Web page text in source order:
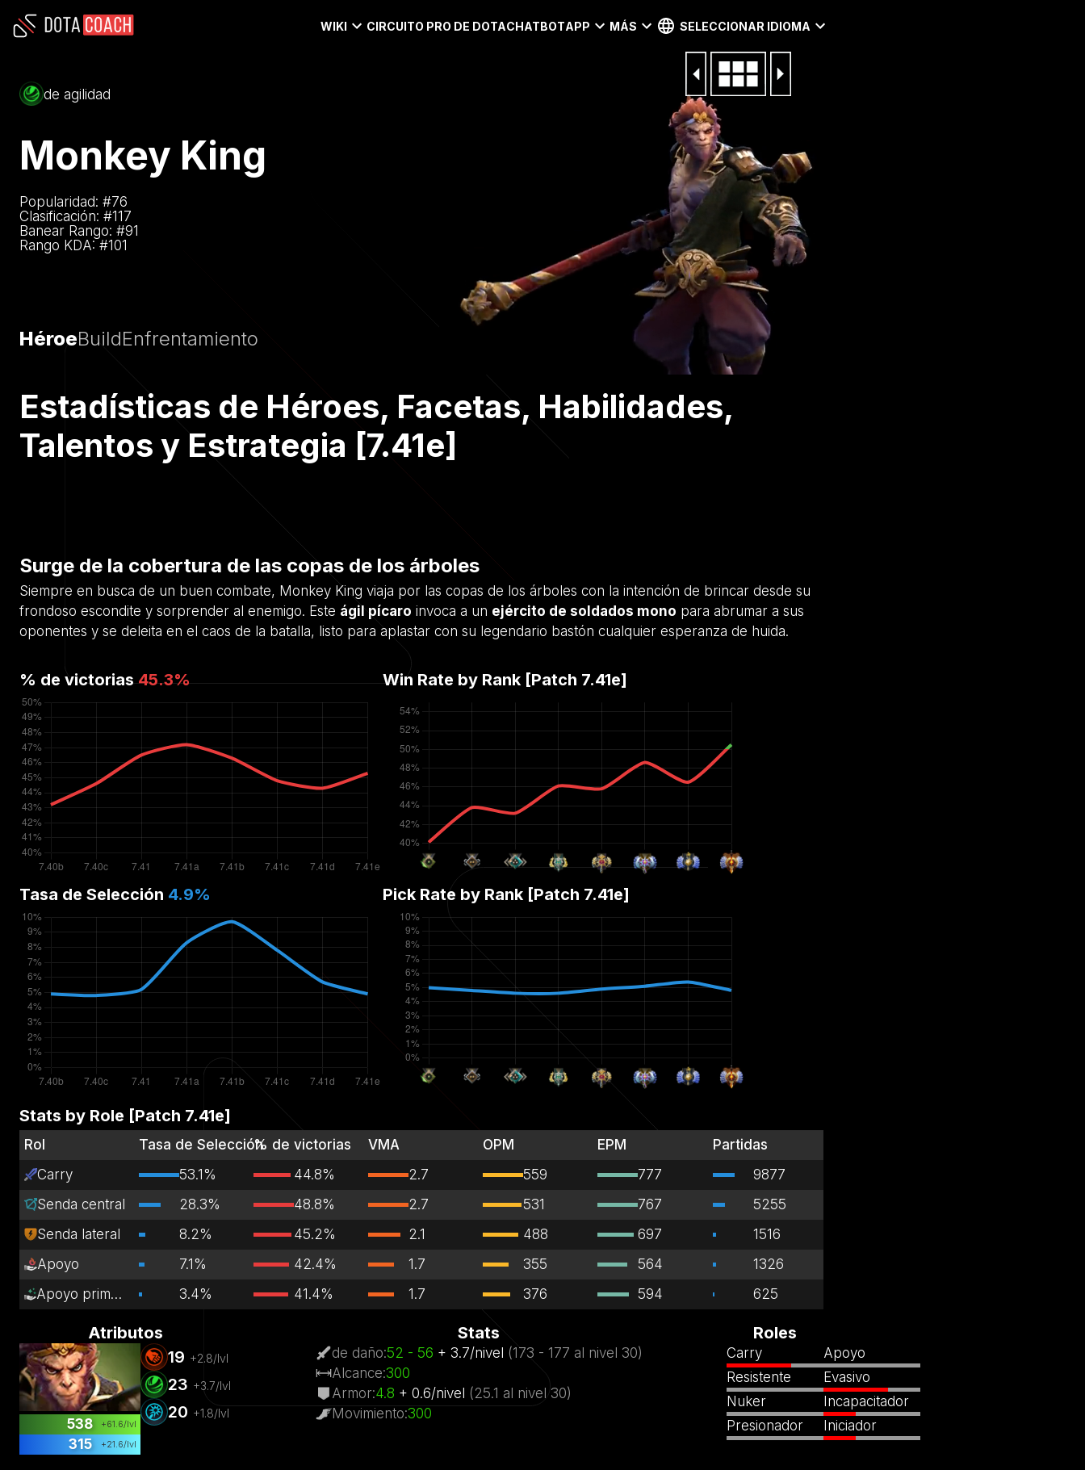
WIKI CIRCUITO PRO DE DOTACHATBOTAPP MÁS SELECCIONAR IDIOMA
de agilidad
Monkey King
Popularidad: #76
Clasificación: #117
Banear Rango: #91
Rango KDA: #101
HéroeBuildEnfrentamiento
Estadísticas de Héroes, Facetas, Habilidades,
Talentos y Estrategia [7.41e]
Surge de la cobertura de las copas de los árboles
Siempre en busca de un buen combate, Monkey King viaja por las copas de los árboles con la intención de brincar desde su
frondoso escondite y sorprender al enemigo. Este ágil pícaro invoca a un ejército de soldados mono para abrumar a sus
oponentes y se deleita en el caos de la batalla, listo para aplastar con su legendario bastón cualquier esperanza de huida.
% de victorias45.3% Win Rate by Rank [Patch 7.41e]
Tasa de Selección 4.9% Pick Rate by Rank [Patch 7.41e]
Stats by Role [Patch 7.41e]
Rol Tasa de Selección% de victorias VMA OPM EPM
Partidas
Carry
53.1% 44.8% 2.7 559 777
9877
Senda central
28.3% 48.8% 2.7 531 767
5255
Senda lateral
8.2% 45.2% 2.1 488 697
1516
Apoyo
7.1% 42.4% 1.7 355 564
1326
Apoyo primario
3.4% 41.4% 1.7 376 594 625
Atributos
538 +61.6/lvl
315 +21.6/lvl
19 +2.8/lvl
23 +3.7/lvl
20 +1.8/lvl
Stats
de daño:52 - 56 + 3.7/nivel (173 - 177 al nivel 30)
Alcance:300
Armor:4.8 + 0.6/nivel (25.1 al nivel 30)
Movimiento:300
Roles
Carry
Resistente
Nuker
Presionador
Apoyo
Evasivo
Incapacitador
Iniciador